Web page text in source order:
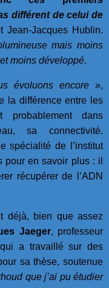
différent de celui de
Jean-Jacques Hublin.
mais moins
moins développé.
évoluons encore »,
la différence entre les
dans
sa connectivité.
spécialité de l’institut
pour en savoir plus : il
récupérer de l’ADN
déjà, bien que assez
Jaeger, professeur
a travaillé sur des
sa thèse, soutenue
que j’ai pu étudier